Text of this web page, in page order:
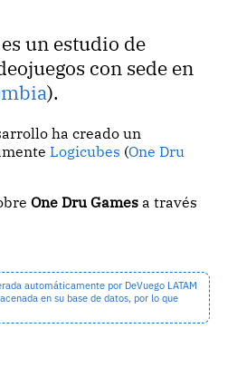
es un estudio de
con sede en
).
ha creado un
Logicubes (One Dru
One Dru Games a través
automáticamente por DeVuego LATAM
en su base de datos, por lo que